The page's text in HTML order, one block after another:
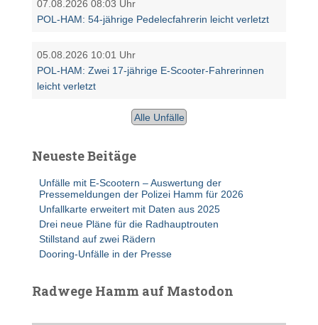
07.08.2026 08:03 Uhr
POL-HAM: 54-jährige Pedelecfahrerin leicht verletzt
05.08.2026 10:01 Uhr
POL-HAM: Zwei 17-jährige E-Scooter-Fahrerinnen
leicht verletzt
Alle Unfälle
Neueste Beitäge
Unfälle mit E-Scootern – Auswertung der
Pressemeldungen der Polizei Hamm für 2026
Unfallkarte erweitert mit Daten aus 2025
Drei neue Pläne für die Radhauptrouten
Stillstand auf zwei Rädern
Dooring-Unfälle in der Presse
Radwege Hamm auf Mastodon